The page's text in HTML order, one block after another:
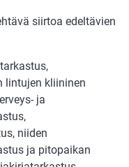
siirtoa edeltävien
lintujen kliininen
ja
niiden
ja pitopaikan